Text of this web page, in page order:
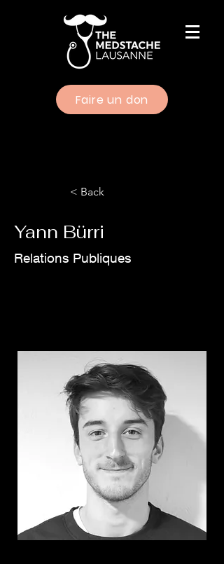
Faire un don
< Back
Yann Bürri
Relations Publiques